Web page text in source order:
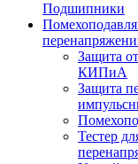
Подшипники
Защита
КИПиА
Защита
Тестер